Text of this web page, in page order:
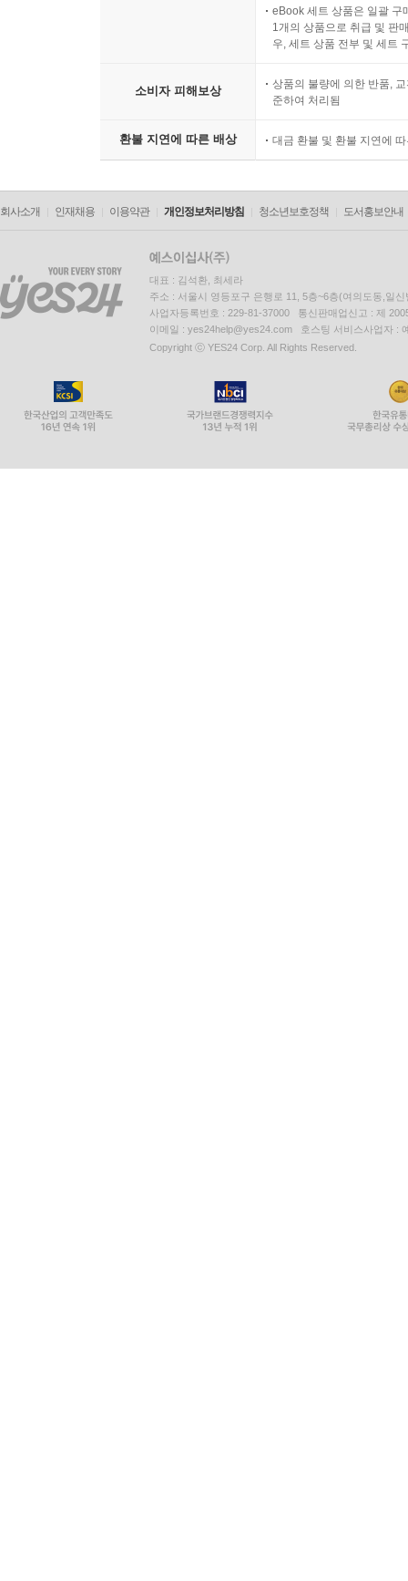
eBook 세트 상품은 일괄 구
1개의 상품으로 취급 및 판
우, 세트 상품 전부 및 세트
소비자 피해보상
상품의 불량에 의한 반품,
준하여 처리됨
환불 지연에 따른 배상 대금 환불 및 환불 지연에
회사소개 인재채용 이용약관 개인정보처리방침 청소년보호정책 도서홍보안내
대표 : 김석환, 최세라
주소 : 서울시 영등포구 은행로 11, 5층~6층(여의도동,일신
사업자등록번호 : 229-81-37000 통신판매업신고 : 제
이메일 : yes24help@yes24.com 호스팅 서비스사업자 :
Copyright ⓒ YES24 Corp. All Rights Reserved.